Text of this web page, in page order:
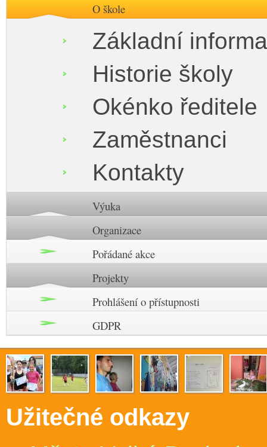
O škole
Základní
Historie školy
Okénko ředitele
Zaměstnanci
Kontakty
Výuka
Organizace
Pořádané akce
Projekty
Prohlášení o přístupnosti
GDPR
Užitečné odkazy